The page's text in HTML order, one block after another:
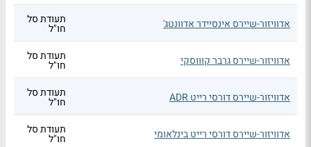
אדוויזור-שיירס אינסיידר אדוונטג' תעודת סל
חו"ל
אדוויזור-שיירס גרבר קוווסקי תעודת סל
חו"ל
אדוויזור-שיירס דורסי רייט ADR תעודת סל
חו"ל
אדוויזור-שיירס דורסי רייט בינלאומי תעודת סל
חו"ל